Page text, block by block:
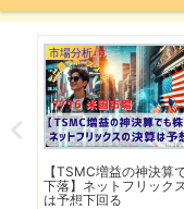
市場分析
【FRB高官がイン
迎】銀行大手5行の
ーズン開幕